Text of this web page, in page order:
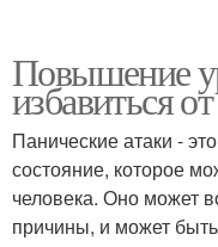
Повышение
избавиться
Панические атаки -
состояние, которое
человека. Оно может
причины, и может